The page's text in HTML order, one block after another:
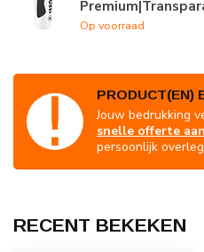
Op voorraad
PRODUCT(EN)
Jouw bedrukking
snelle offerte aan
persoonlijk
RECENT BEKEKEN